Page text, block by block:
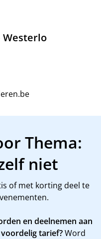
Westerlo
Thema:
niet
of met korting deel te
en deelnemen aan
tarief?Word